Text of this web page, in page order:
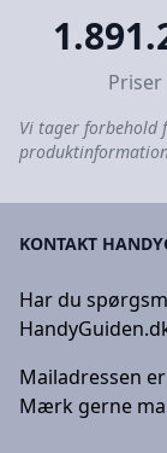
Priser
Vi tager forbehold
KONTAKT
Har du
Mailadressen
Mærk gerne